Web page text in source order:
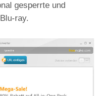
gesperrte und
ray.